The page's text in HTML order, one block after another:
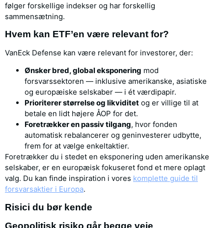
følger forskellige indekser og har forskellig
sammensætning.
Hvem kan ETF’en være relevant for?
VanEck Defense kan være relevant for investorer, der:
Ønsker bred, global eksponering mod
forsvarssektoren — inklusive amerikanske, asiatiske
og europæiske selskaber — i ét værdipapir.
Prioriterer størrelse og likviditet og er villige til at
betale en lidt højere ÅOP for det.
Foretrækker en passiv tilgang, hvor fonden
automatisk rebalancerer og geninvesterer udbytte,
frem for at vælge enkeltaktier.
Foretrækker du i stedet en eksponering uden amerikanske
selskaber, er en europæisk fokuseret fond et mere oplagt
valg. Du kan finde inspiration i vores komplette guide til
forsvarsaktier i Europa.
Risici du bør kende
Geopolitisk risiko går begge veje